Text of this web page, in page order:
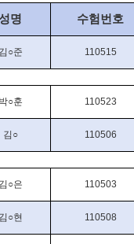
명 수험번호
김 ○준 110515
박○훈 110523
김 ○ 110506
김 ○은 110503
김 ○현 110508